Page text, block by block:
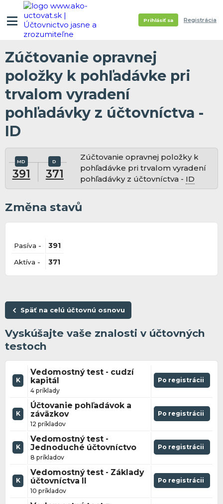
Prihlásiť sa Registrácia
Zúčtovanie opravnej
položky k pohľadávke pri
trvalom vyradení
pohľadávky z účtovníctva -
ID
391 371
Zúčtovanie opravnej položky k
pohľadávke pri trvalom vyradení
pohľadávky z účtovníctva - ID
Změna stavů
Pasíva - 391
Aktíva - 371
Späť na celú účtovnú osnovu
Vyskúšajte vaše znalosti v účtovných
testoch
K
Vedomostný test - cudzí
kapitál
4 príklady
Po registrácii
K
Účtovanie pohľadávok a
záväzkov
12 príkladov
Po registrácii
K
Vedomostný test -
Jednoduché účtovníctvo
8 príkladov
Po registrácii
K
Vedomostný test - Základy
účtovníctva II
10 príkladov
Po registrácii